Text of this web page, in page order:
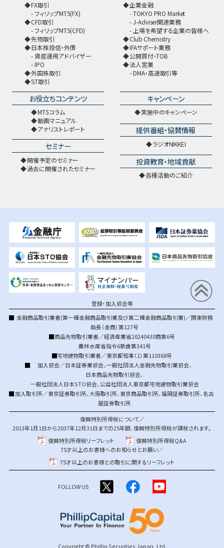
FX取引
フィリップMT5(FX)
CFD取引
フィリップMT5(CFD)
先物取引
日本株投信・外債
資産運用アドバイザー
IPO
外国株取引
ST取引
企業金融
TOKYO PRO Market
J-Adviser関連業務
上場を希望する企業の皆様へ
Club Chemistry
IFAサポート業務
公開買付・TOB
法人営業
DMA・高速取引等
お役立ちコンテンツ
MT5コラム
動画マニュアル
アナリストレポート
セミナー
開催予定のセミナー
過去に開催されたセミナー
キャンペーン
実施中のキャンペーン
提供番組・協賛情報
ラジオNIKKEI
投資教育・地域貢献
各種活動のご紹介
登録・加入協会等
金融商品取引業者(第一種金融商品取引業及び第二種金融商品取引業)／関東財務
局長（金商）第127号
商品先物取引業者／経済産業省20240430商第6号
農林水産省指令6新食第341号
宅地建物取引業者／東京都知事（1）第110368号
加入協会／日本証券業協会、 一般社団法人金融先物取引業協会、
日本商品先物取引協会、
一般社団法人日本STO協会、 公益社団法人東京都宅地建物取引業協会
加入取引所／東京証券取引所、大阪取引所、 東京商品取引所、福岡証券取引所、名古
屋証券取引所
復興特別所得税について／
2013年1月1日から2037年12月31日までの25年間、復興特別所得税が課税されます。
復興特別所得税リーフレット
復興特別所得税Q&A
75才以上のお客様へのお知らせとお願い／
75才以上のお客様との取引に関するリーフレット
FOLLOW US
Copyright © Phillip Securities Japan, Ltd.